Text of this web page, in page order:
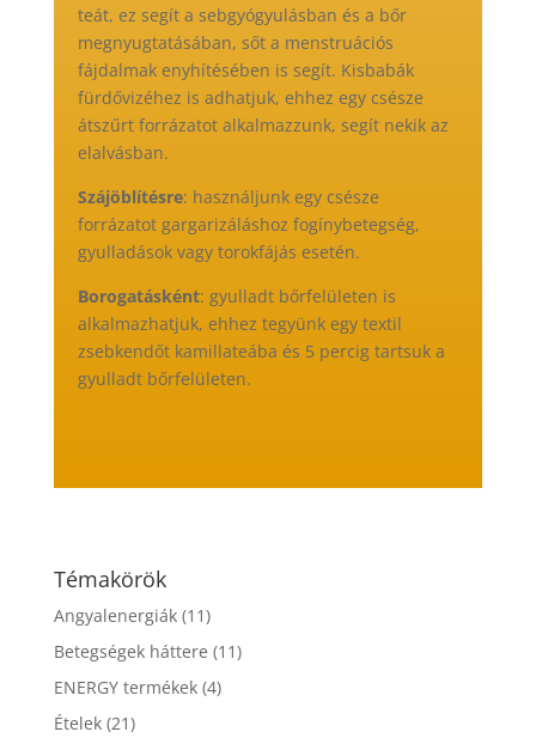
teát, ez segít a sebgyógyulásban és a bőr
megnyugtatásában, sőt a menstruációs
fájdalmak enyhítésében is segít. Kisbabák
fürdővizéhez is adhatjuk, ehhez egy csésze
átszűrt forrázatot alkalmazzunk, segít nekik az
elalvásban.
Szájöblítésre: használjunk egy csésze
forrázatot gargarizáláshoz fogínybetegség,
gyulladások vagy torokfájás esetén.
Borogatásként: gyulladt bőrfelületen is
alkalmazhatjuk, ehhez tegyünk egy textil
zsebkendőt kamillateába és 5 percig tartsuk a
gyulladt bőrfelületen.
Témakörök
Angyalenergiák(11)
Betegségek háttere (11)
ENERGY termékek(4)
Ételek(21)